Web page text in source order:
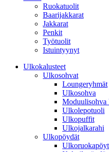
Ruokatuolit
Baarijakkarat
Jakkarat
Penkit
Työtuolit
Istuintyynyt
Ulkokalusteet
Ulkosohvat
Loungeryhmät
Ulkosohva
Ulkolepotuoli
Ulkopuffit
Ulkojalkarahi
Ulkopöydät